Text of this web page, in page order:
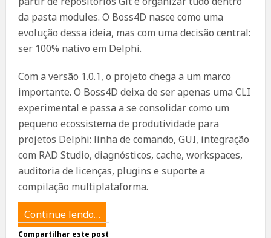
da pasta modules. O Boss4D nasce como uma
evolução dessa ideia, mas com uma decisão central:
ser 100% nativo em Delphi.
Com a versão 1.0.1, o projeto chega a um marco
importante. O Boss4D deixa de ser apenas uma CLI
experimental e passa a se consolidar como um
pequeno ecossistema de produtividade para
projetos Delphi: linha de comando, GUI, integração
com RAD Studio, diagnósticos, cache, workspaces,
auditoria de licenças, plugins e suporte a
compilação multiplataforma.
Continue lendo…
Compartilhar este post